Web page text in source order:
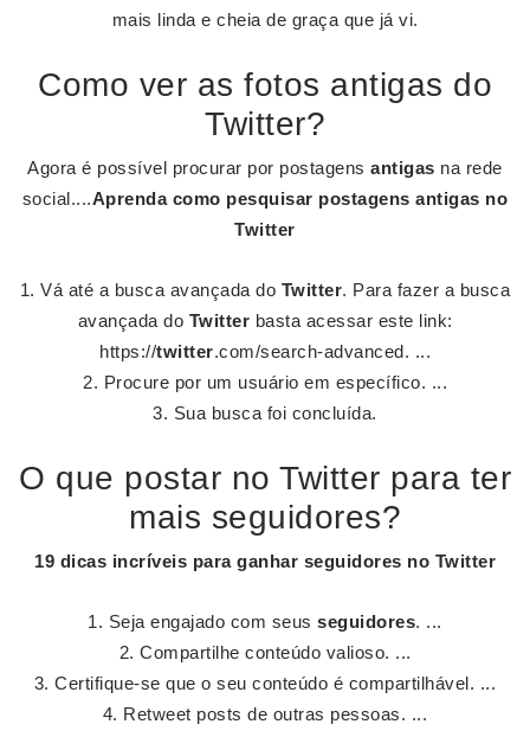
mais linda e cheia de graça que já vi.
Como ver as fotos antigas do
Twitter?
Agora é possível procurar por postagensantigas na rede
social....Aprenda como pesquisar postagensantigas no
Twitter
Vá até a busca avançada do Twitter. Para fazer a busca
avançada do Twitter basta acessar este link:
https://twitter.com/search-advanced. ...
Procure por um usuário em específico. ...
Sua busca foi concluída.
O que postar no Twitter para ter
mais seguidores?
19 dicas incríveis para ganhar seguidores no Twitter
Seja engajado com seusseguidores. ...
Compartilhe conteúdo valioso. ...
Certifique-se que o seu conteúdo é compartilhável. ...
Retweet posts de outras pessoas. ...